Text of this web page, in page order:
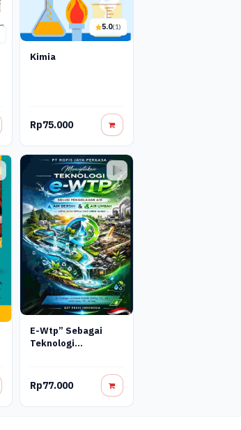
5.0(1)
Kimia
Rp75.000
E-Wtp” Sebagai
Teknologi
Domestik (Stp) Dan
Limbah Cair Industri
(Wwtp)
Rp77.000